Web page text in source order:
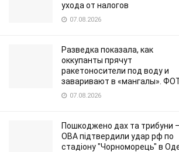
ухода от налогов
07.08.2026
Разведка показала, как
оккупанты прячут
ракетоносители под воду и
заваривают в «мангалы».
07.08.2026
Пошкоджено дах та трибуни
ОВА підтвердили удар рф по
стадіону "Чорноморець" в